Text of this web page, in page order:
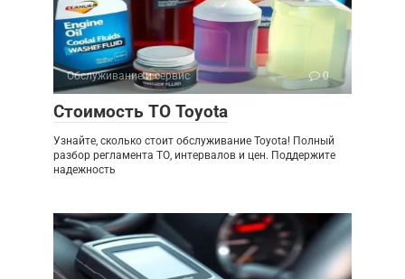
Обслуживание и сервис 0
Стоимость ТО Toyota
Узнайте, сколько стоит обслуживание Toyota! Полный
разбор регламента ТО, интервалов и цен. Поддержите
надежность